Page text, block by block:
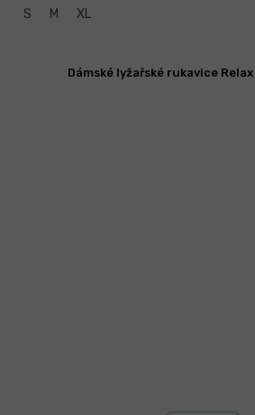
S M XL
Dámské lyžařské rukavice